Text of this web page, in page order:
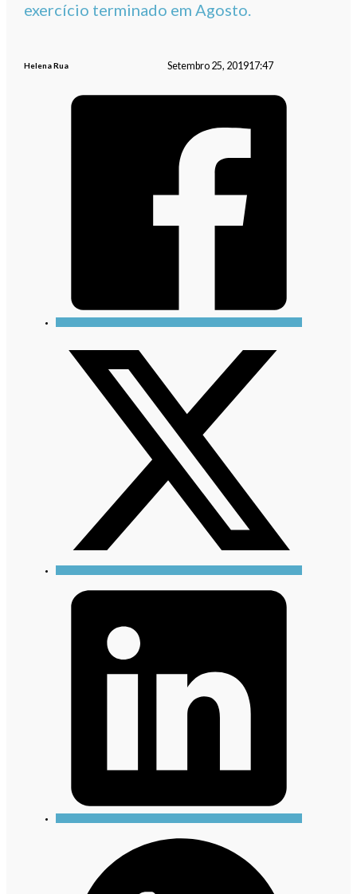
exercício terminado em Agosto.
Helena Rua Setembro 25, 201917:47